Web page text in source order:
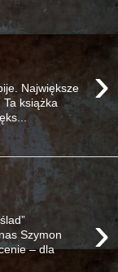
›
Największe
książka
›
Szymon
– dla